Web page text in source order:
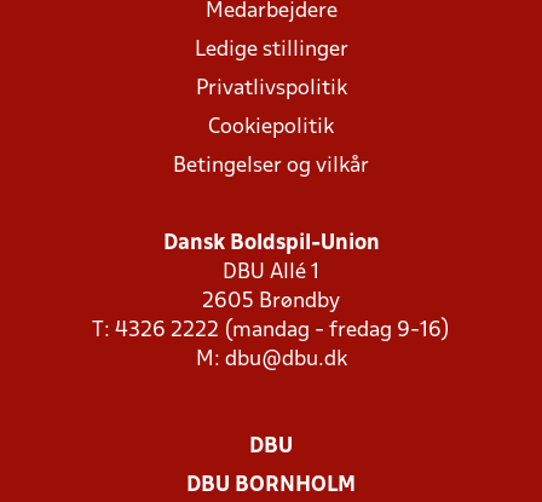
Medarbejdere
Ledige stillinger
Privatlivspolitik
Cookiepolitik
Betingelser og vilkår
Dansk Boldspil-Union
DBU Allé 1
2605 Brøndby
T: 4326 2222 (mandag - fredag 9-16)
M: dbu@dbu.dk
DBU
DBU BORNHOLM